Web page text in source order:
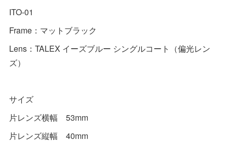
ITO-01
Frame：マットブラック
Lens：TALEX イーズブルー シングルコート（偏光レン
ズ）
サイズ
片レンズ横幅 53mm
片レンズ縦幅 40mm